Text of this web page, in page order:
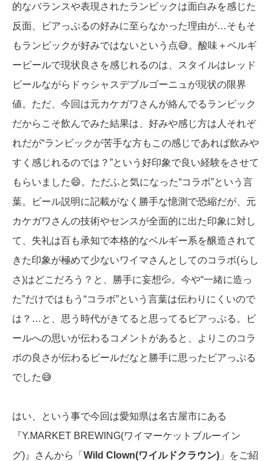
的なバランスや表現されたランビックは面白みを感じた
反面、ビアっぷるの好みに至らなかった理由が…そもそ
もランビックが好みではないという点😅。酸味＋ベルギ
ービールで現状良さを感じれるのは、スタイルはレッド
ビールながらドゥシャスデブルゴーニュが現状の限界
値。ただ、今回は元カケガワさんが絡んでるランビック
だからこそ飲んでみた結果は、好みや感じ方は人それぞ
れだが“ランビックが苦手な方もこの感じであれば飲みや
すく感じれるのでは？”という好印象で良い経験をさせて
もらいました😄。ただふと気になった“コラボ”という言
葉。ビール説明に記載がなく勝手な憶測で恐縮だが、元
カケガワさんの技術やセンスが全面的に出た印象に対し
て、失礼は百も承知で本格的なベルギー系を醸造されて
きた印象が極めて少ないワイマさんとしてのコラボ(らし
さ)はどこだろう？と、勝手に妄想💦。今や“一緒に造っ
た”だけではもう“コラボ”という言葉は伝わりにくいので
は？…と、思う時代がきてると思ってるビアっぷる。ビ
ールへの思いが伝わるコメントがあると、よりこのコラ
ボの良さが伝わるビールだなと勝手に思ったビアっぷる
でした😅
はい、という事で今回は愛知県は名古屋市にある
『Y.MARKET BREWING(ワイマーケットブルーイン
グ)』さんから「 Wild Clown(ワイルドクラウン) 」をご紹